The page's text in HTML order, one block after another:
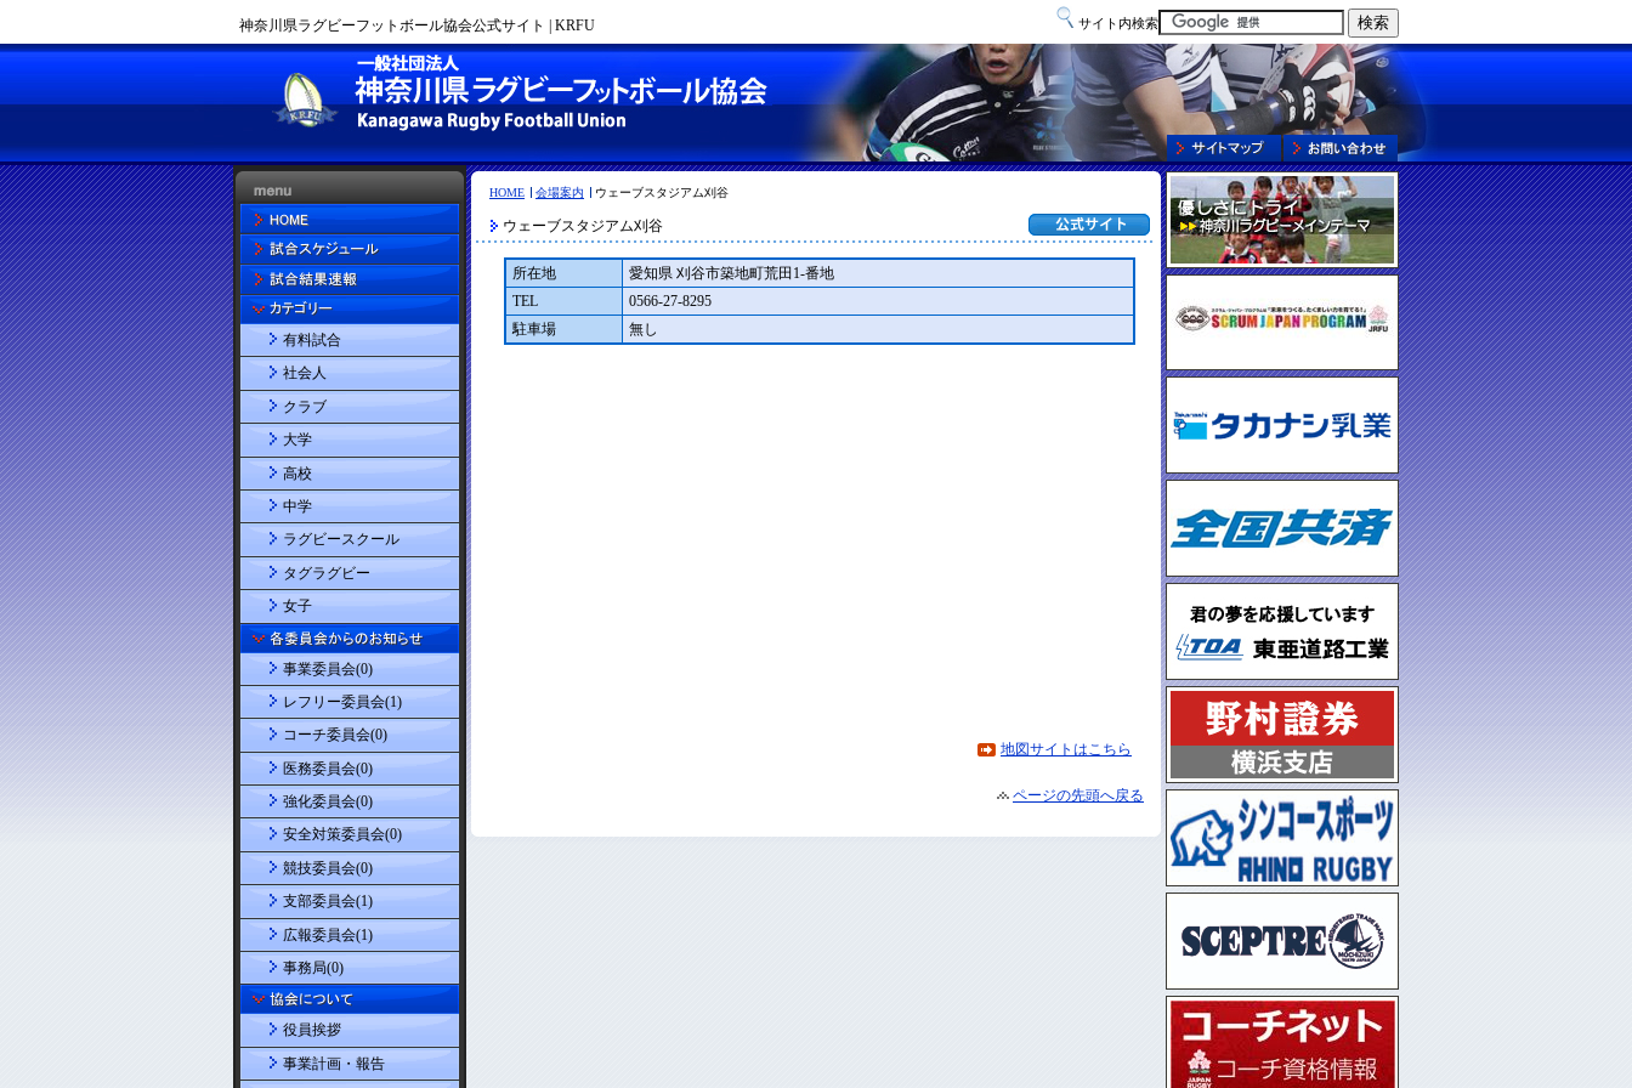
神奈川県ラグビーフットボール協会公式サイト | KRFU サイト内検索
HOME 会場案内 ウェーブスタジアム刈谷
ウェーブスタジアム刈谷
所在地
愛知県 刈谷市築地町荒田1-番地
TEL
0566-27-8295
駐車場
無し
地図サイトはこちら
ページの先頭へ戻る
有料試合
社会人
クラブ
大学
高校
中学
ラグビースクール
タグラグビー
女子
事業委員会(0)
レフリー委員会(1)
コーチ委員会(0)
医務委員会(0)
強化委員会(0)
安全対策委員会(0)
競技委員会(0)
支部委員会(1)
広報委員会(1)
事務局(0)
役員挨拶
事業計画・報告